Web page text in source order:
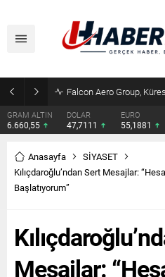
DOLAR
47,7111
EURO
55,1881
STERLİN
64,4139
Anasayfa
SİYASET
Kılıçdaroğlu’ndan Sert Mesajlar:
Başlatıyorum”
Mesajlar: